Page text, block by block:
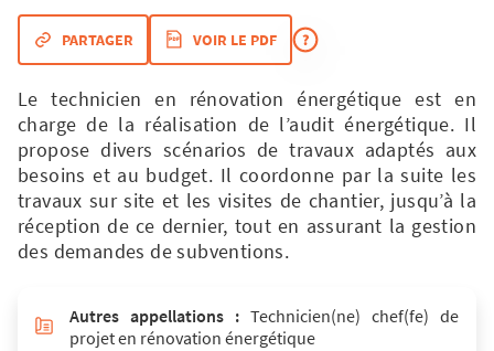
PARTAGER VOIR LE PDF
Le technicien en rénovation énergétique est en
charge de la réalisation de l’audit énergétique. Il
propose divers scénarios de travaux adaptés aux
besoins et au budget. Il coordonne par la suite les
travaux sur site et les visites de chantier, jusqu’à la
réception de ce dernier, tout en assurant la gestion
des demandes de subventions.
Autres appellations : Technicien(ne) chef(fe) de
projet en rénovation énergétique